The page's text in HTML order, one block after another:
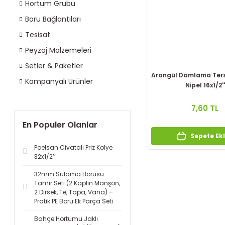
Hortum Grubu
Boru Bağlantıları
Tesisat
Peyzaj Malzemeleri
Setler & Paketler
Kampanyalı Ürünler
En Populer Olanlar
Poelsan Civatalı Priz Kolye
32x1/2’’
32mm Sulama Borusu
Tamir Seti (2 Kaplin Manşon,
2 Dirsek, Te, Tapa, Vana) –
Pratik PE Boru Ek Parça Seti
Bahçe Hortumu Jaklı
Arangül Damlama
Nipel 16x1/2''
7,60 TL
Sepete